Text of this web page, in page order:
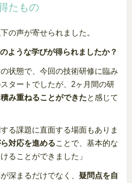
たもの
の声が寄せられました。
ような学びが得られましたか？
状態で、今回の技術研修に臨み
タートでしたが、2ヶ月間の研
み重ねることができた と感じて
る課題に直面する場面もありま
対応を進める ことで、基本的な
ることができました」
深まるだけでなく、 疑問点を自